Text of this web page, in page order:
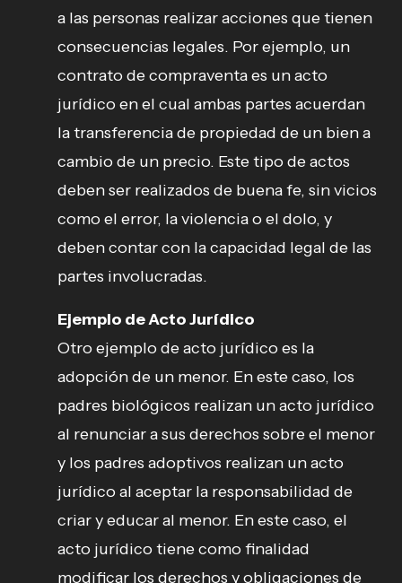
a las personas realizar acciones que tienen
consecuencias legales. Por ejemplo, un
contrato de compraventa es un acto
jurídico en el cual ambas partes acuerdan
la transferencia de propiedad de un bien a
cambio de un precio. Este tipo de actos
deben ser realizados de buena fe, sin vicios
como el error, la violencia o el dolo, y
deben contar con la capacidad legal de las
partes involucradas.
Ejemplo de Acto Jurídico
Otro ejemplo de acto jurídico es la
adopción de un menor. En este caso, los
padres biológicos realizan un acto jurídico
al renunciar a sus derechos sobre el menor
y los padres adoptivos realizan un acto
jurídico al aceptar la responsabilidad de
criar y educar al menor. En este caso, el
acto jurídico tiene como finalidad
modificar los derechos y obligaciones de